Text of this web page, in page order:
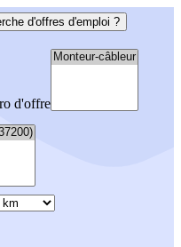
d'offres d'emploi ?
d'offre